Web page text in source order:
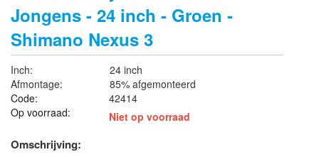
Jongens - 24 inch - Groen -
Shimano Nexus 3
Inch:
24 inch
Afmontage:
85% afgemonteerd
Code:
42414
Op voorraad:
Niet op voorraad
Omschrijving: